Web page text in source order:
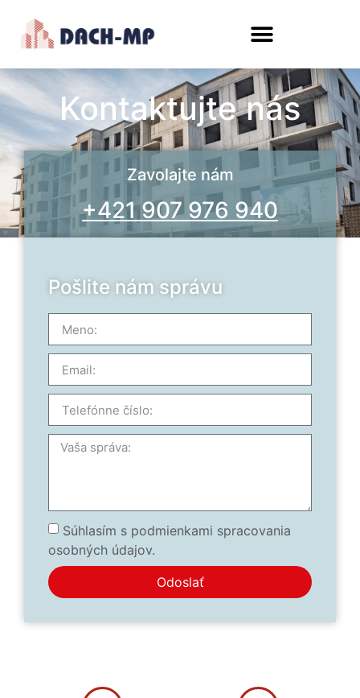
Kontaktujte nás
Zavolajte nám
+421 907 976 940
Pošlite nám správu
Súhlasím s podmienkami spracovania
osobných údajov.
Odoslať